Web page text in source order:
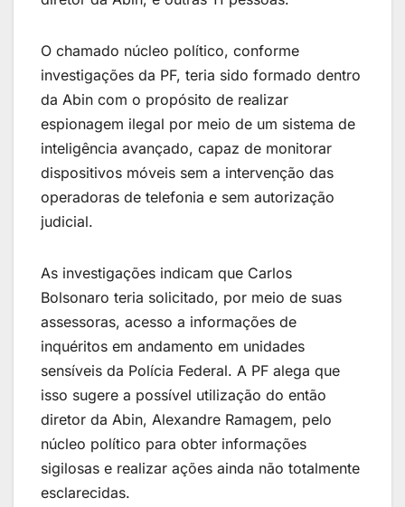
O chamado núcleo político, conforme
investigações da PF, teria sido formado dentro
da Abin com o propósito de realizar
espionagem ilegal por meio de um sistema de
inteligência avançado, capaz de monitorar
dispositivos móveis sem a intervenção das
operadoras de telefonia e sem autorização
judicial.
As investigações indicam que Carlos
Bolsonaro teria solicitado, por meio de suas
assessoras, acesso a informações de
inquéritos em andamento em unidades
sensíveis da Polícia Federal. A PF alega que
isso sugere a possível utilização do então
diretor da Abin, Alexandre Ramagem, pelo
núcleo político para obter informações
sigilosas e realizar ações ainda não totalmente
esclarecidas.